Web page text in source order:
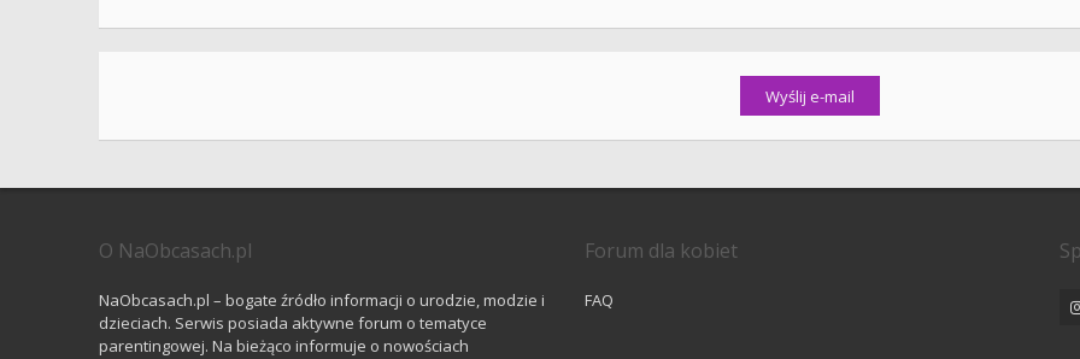
O NaObcasach.pl
NaObcasach.pl – bogate źródło informacji o urodzie, modzie i
dzieciach. Serwis posiada aktywne forum o tematyce
parentingowej. Na bieżąco informuje o nowościach
Forum dla kobiet
FAQ